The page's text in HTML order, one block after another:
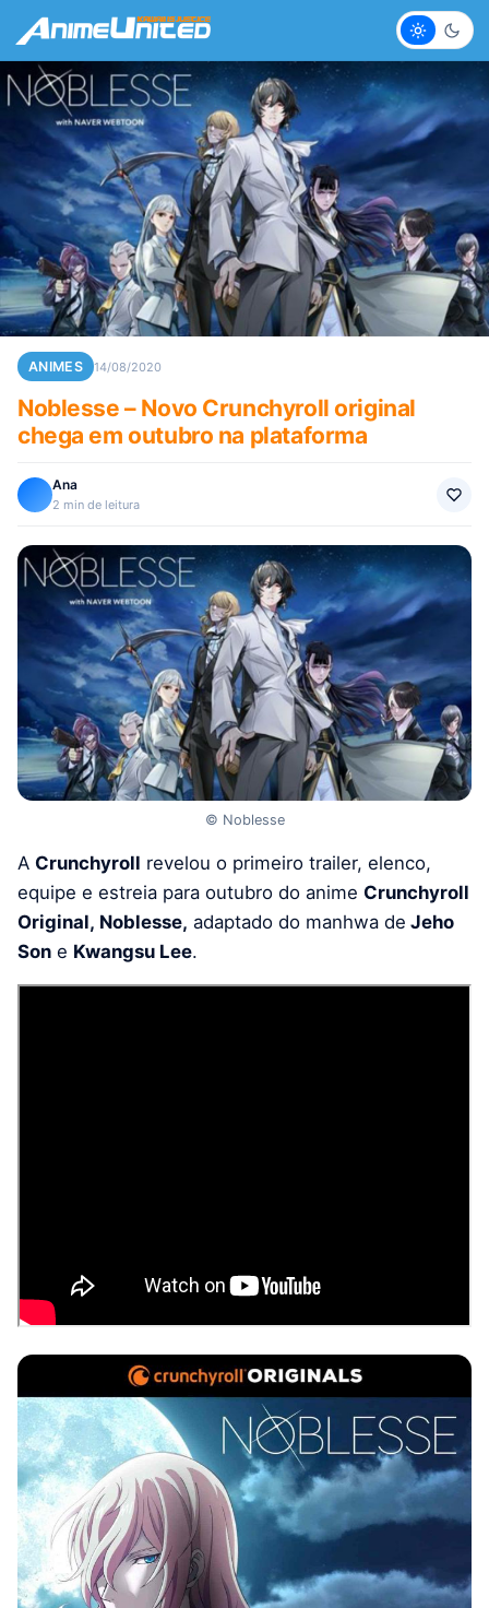
Claro
ANIMES 14/08/2020
Noblesse – Novo Crunchyroll original
chega em outubro na plataforma
Ana
2 min de leitura
© Noblesse
A Crunchyroll revelou o primeiro trailer, elenco,
equipe e estreia para outubro do anime Crunchyroll
Original, Noblesse, adaptado do manhwa de Jeho
Son e Kwangsu Lee.